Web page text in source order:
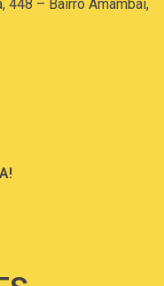
448 – Bairro Amambai,